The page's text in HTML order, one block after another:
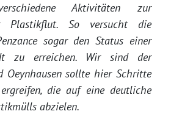
Aktivitäten zur
Plastikflut. So versucht die
sogar den Status einer
zu erreichen. Wir sind der
Oeynhausen sollte hier Schritte
die auf eine deutliche
abzielen.